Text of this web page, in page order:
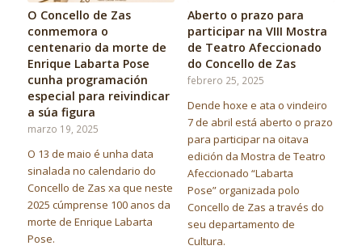
O Concello de Zas
conmemora o
centenario da morte de
Enrique Labarta Pose
cunha programación
especial para reivindicar
a súa figura
marzo 19, 2025
O 13 de maio é unha data
sinalada no calendario do
Concello de Zas xa que neste
2025 cúmprense 100 anos da
morte de Enrique Labarta
Pose.
Aberto o prazo para
participar na VIII Mostra
de Teatro Afeccionado
do Concello de Zas
febrero 25, 2025
Dende hoxe e ata o vindeiro
7 de abril está aberto o prazo
para participar na oitava
edición da Mostra de Teatro
Afeccionado “Labarta
Pose” organizada polo
Concello de Zas a través do
seu departamento de
Cultura.